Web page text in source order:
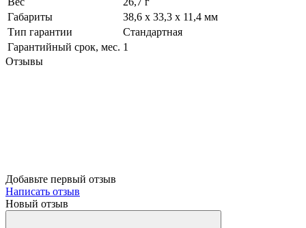
Габариты
38,6 x 33,3 x 11,4 мм
Тип гарантии
Стандартная
Гарантийный срок, мес. 1
Отзывы
Добавьте первый отзыв
Написать отзыв
Новый отзыв